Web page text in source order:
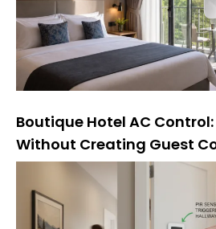
Boutique Hotel AC
Without Creating Guest